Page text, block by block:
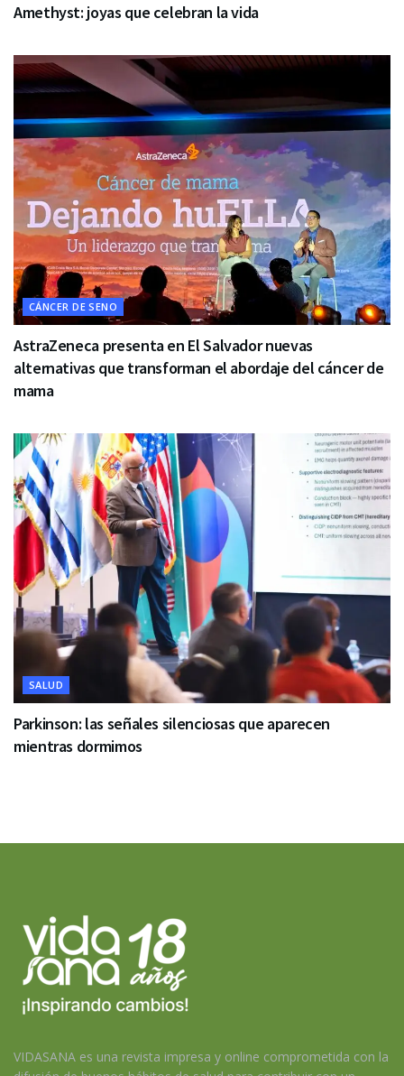
Amethyst: joyas que celebran la vida
CÁNCER DE SENO
AstraZeneca presenta en El Salvador nuevas
alternativas que transforman el abordaje del cáncer de
mama
SALUD
Parkinson: las señales silenciosas que aparecen
mientras dormimos
VIDASANA es una revista impresa y online comprometida con la